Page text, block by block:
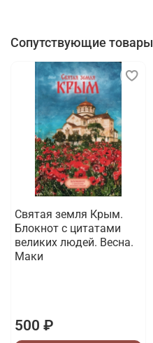
Сопутствующие товары
Святая земля Крым.
Блокнот с цитатами
великих людей. Весна.
Маки
500 ₽